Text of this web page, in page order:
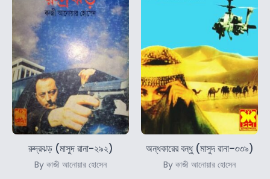
রুদ্রঝড় (মাসুদ রানা-২৯২)
By কাজী আনোয়ার হোসেন
অন্ধকারের বন্ধু (মাসুদ রানা-৩৩৯)
By কাজী আনোয়ার হোসেন